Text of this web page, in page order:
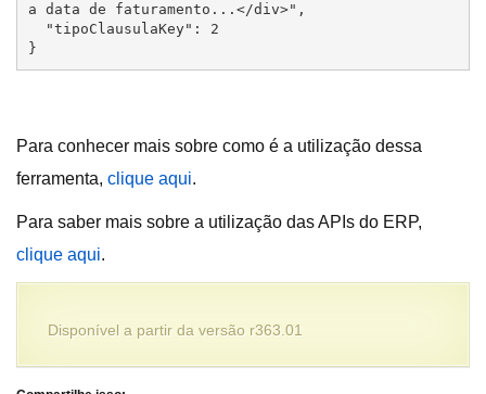
a data de faturamento...</div>",
}
Para conhecer mais sobre como é a utilização dessa
ferramenta, clique aqui.
Para saber mais sobre a utilização das APIs do ERP,
clique aqui.
Disponível a partir da versão r363.01